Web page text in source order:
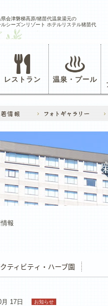
県会津磐梯高原/猪苗代温泉湯元の
ルシーズンリゾート ホテルリステル猪苗代
レストラン 温泉・プール
報
17日 お知らせ